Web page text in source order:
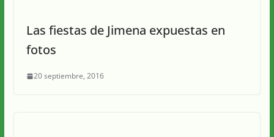
Las fiestas de Jimena expuestas en
fotos
20 septiembre, 2016